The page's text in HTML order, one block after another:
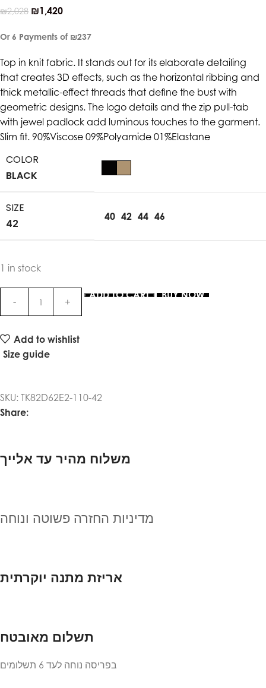
₪2,028 ₪1,420
Or 6 Payments of ₪237
Top in knit fabric. It stands out for its elaborate detailing
that creates 3D effects, such as the horizontal ribbing and
thick metallic-effect threads that define the bust with
geometric designs. The logo details and the zip pull-tab
with jewel padlock add luminous touches to the garment.
Slim fit. 90%Viscose 09%Polyamide 01%Elastane
COLOR
BLACK
SIZE
42
40 42 44 46
1 in stock
ADD TO CART BUY NOW
Add to wishlist
Size guide
SKU: TK82D62E2-110-42
Share:
משלוח מהיר עד אלייך
מדיניות החזרה פשוטה ונוחה
אריזת מתנה יוקרתית
תשלום מאובטח
בפריסה נוחה לעד 6 תשלומים